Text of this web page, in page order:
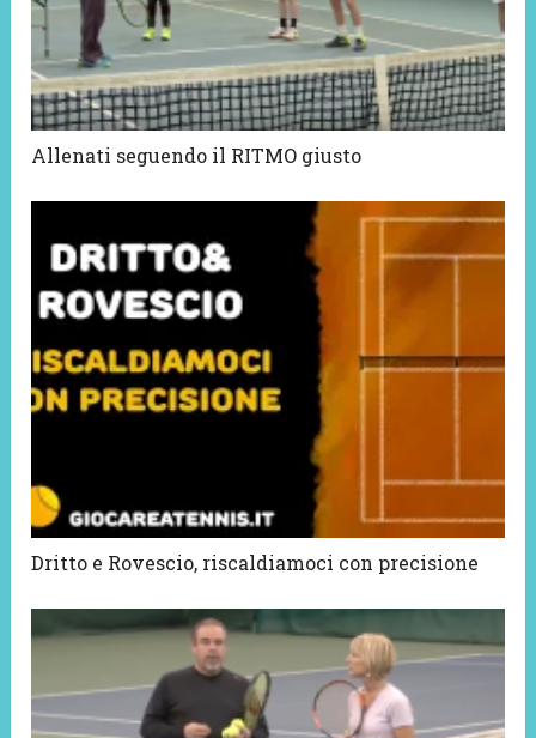
Allenati seguendo il RITMO giusto
Dritto e Rovescio, riscaldiamoci con precisione